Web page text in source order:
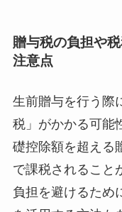
贈与税の負担や
注意点
生前贈与を行う際
税」がかかる可能
礎控除額を超える
で課税されること
負担を避けるため